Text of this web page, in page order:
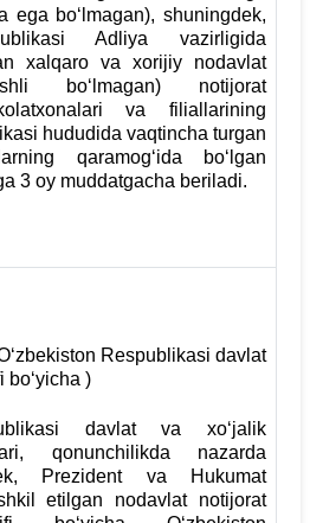
ega bo‘lmagan), shuningdek,
Adliya vazirligida
xalqaro va xorijiy nodavlat
bo‘lmagan) notijorat
va filiallarining
hududida vaqtincha turgan
qaramog‘ida bo‘lgan
3 oy muddatgacha beriladi.
Respublikasi davlat
bo‘yicha )
davlat va xo‘jalik
qonunchilikda nazarda
Prezident va Hukumat
etilgan nodavlat notijorat